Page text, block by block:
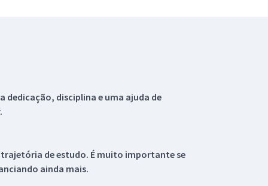
dedicação, disciplina e uma ajuda de
de estudo. É muito importante se
ainda mais.